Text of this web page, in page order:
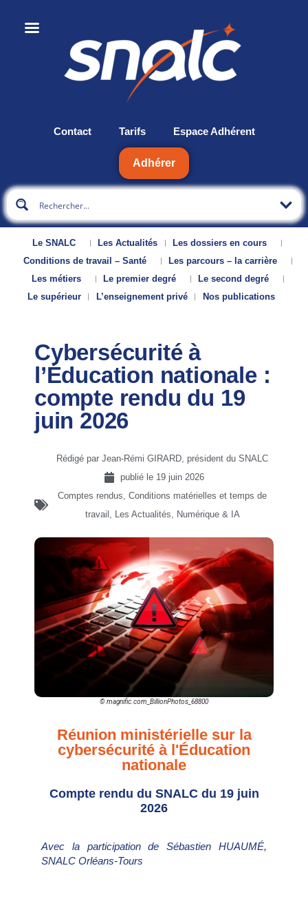
Contact Tarifs Espace Adhérent
Adhérer
Le SNALC Les Actualités
Les dossiers en cours
Conditions de travail – Santé
Les parcours – la carrière
Les métiers
Le premier degré
Le second degré
Le supérieur
L’enseignement privé Nos publications
Cybersécurité à
l’Éducation nationale :
compte rendu du 19
juin 2026
Rédigé par Jean-Rémi GIRARD, président du SNALC
publié le 19 juin 2026
Comptes rendus, Conditions matérielles et temps de
travail , Les Actualités, Numérique & IA
© magnific.com_BillionPhotos_68800
Réunion ministérielle sur la
cybersécurité à l'Éducation
nationale
Compte rendu du SNALC du 19 juin
2026
Avec la participation de Sébastien HUAUMÉ,
SNALC Orléans-Tours